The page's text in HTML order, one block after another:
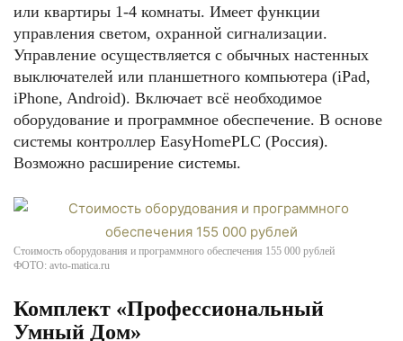
или квартиры 1-4 комнаты. Имеет функции
управления светом, охранной сигнализации.
Управление осуществляется с обычных настенных
выключателей или планшетного компьютера (iPad,
iPhone, Android). Включает всё необходимое
оборудование и программное обеспечение. В основе
системы контроллер EasyHomePLC (Россия).
Возможно расширение системы.
Стоимость оборудования и программного обеспечения 155 000 рублей
ФОТО: avto-matica.ru
Комплект «Профессиональный
Умный Дом»